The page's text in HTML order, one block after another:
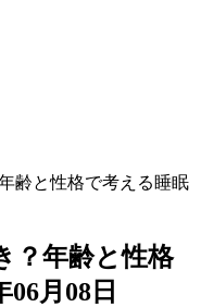
齢と性格で考える睡眠
？年齢と性格
06月08日